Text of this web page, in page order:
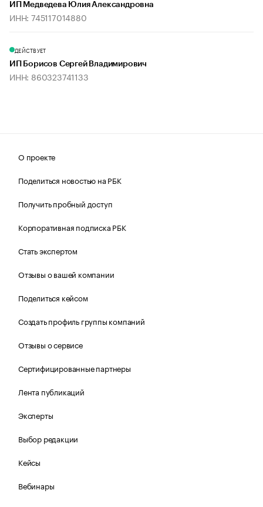
ИП Медведева Юлия Александровна
ИНН: 745117014880
ДЕЙСТВУЕТ
ИП Борисов Сергей Владимирович
ИНН: 860323741133
О проекте
Поделиться новостью на РБК
Получить пробный доступ
Корпоративная подписка РБК
Стать экспертом
Отзывы о вашей компании
Поделиться кейсом
Создать профиль группы компаний
Отзывы о сервисе
Сертифицированные партнеры
Лента публикаций
Эксперты
Выбор редакции
Кейсы
Вебинары